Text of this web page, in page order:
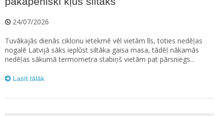
24/07/2026
Tuvākajās dienās ciklonu ietekmē vēl vietām līs, toties nedēļas
nogalē Latvijā sāks ieplūst siltāka gaisa masa, tādēļ nākamās
nedēļas sākumā termometra stabiņš vietām pat pārsniegs...
Lasīt tālāk